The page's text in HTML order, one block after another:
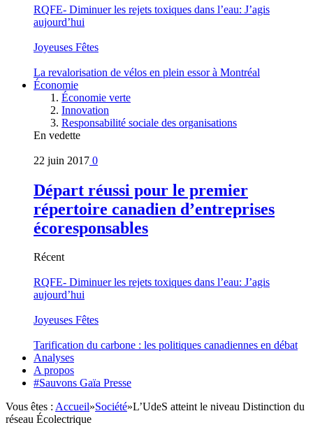
RQFE- Diminuer les rejets toxiques dans l’eau: J’agis
aujourd’hui
Joyeuses Fêtes
La revalorisation de vélos en plein essor à Montréal
Économie
Économie verte
Innovation
Responsabilité sociale des organisations
En vedette
22 juin 2017 0
Départ réussi pour le premier
répertoire canadien d’entreprises
écoresponsables
Récent
RQFE- Diminuer les rejets toxiques dans l’eau: J’agis
aujourd’hui
Joyeuses Fêtes
Tarification du carbone : les politiques canadiennes en débat
Analyses
A propos
#Sauvons Gaïa Presse
Vous êtes : Accueil»Société»L’UdeS atteint le niveau Distinction du
réseau Écolectrique